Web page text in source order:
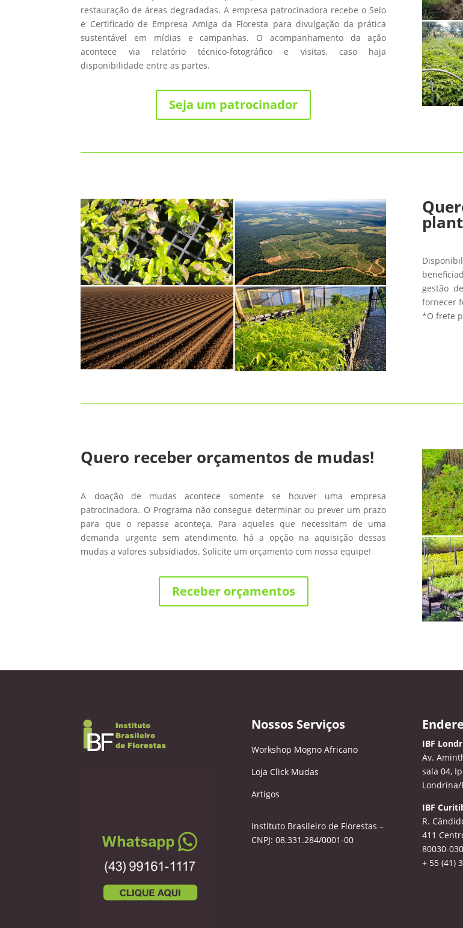
restauração de áreas degradadas. A empresa patrocinadora recebe o Selo
e Certificado de Empresa Amiga da Floresta para divulgação da prática
sustentável em mídias e campanhas. O acompanhamento da ação
acontece via relatório técnico-fotográfico e visitas, caso haja
disponibilidade entre as partes.
Seja um patrocinador
gestão
fornecer
*O frete
Quero receber orçamentos de mudas!
A doação de mudas acontece somente se houver uma empresa
patrocinadora. O Programa não consegue determinar ou prever um prazo
para que o repasse aconteça. Para aqueles que necessitam de uma
demanda urgente sem atendimento, há a opção na aquisição dessas
mudas a valores subsidiados. Solicite um orçamento com nossa equipe!
Receber orçamentos
Nossos Serviços
Workshop Mogno Africano
Loja Click Mudas
Artigos
Instituto Brasileiro de Florestas –
CNPJ: 08.331.284/0001-00
IBF
Av.
sala 04,
Londrina/
IBF
R.
411
80030-030
+ 55 (41)